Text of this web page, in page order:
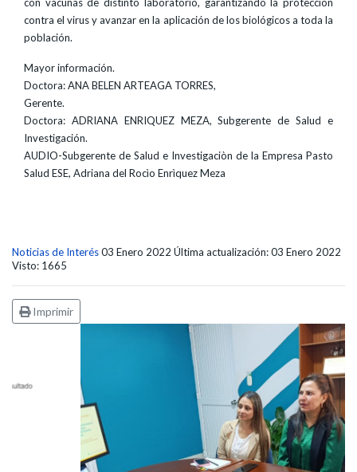
contra el virus y avanzar en la aplicación de los biológicos a toda la
población.
Mayor información.
Doctora: ANA BELEN ARTEAGA TORRES,
Gerente.
Doctora: ADRIANA ENRIQUEZ MEZA, Subgerente de Salud e
Investigación.
AUDIO-Subgerente de Salud e Investigaciòn de la Empresa Pasto
Salud ESE, Adriana del Rocìo Enrìquez Meza
Noticias de Interés03 Enero 2022 Última actualización: 03 Enero 2022
Visto: 1665
Imprimir